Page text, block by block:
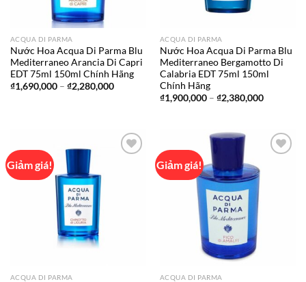
ACQUA DI PARMA
Nước Hoa Acqua Di Parma Blu
Mediterraneo Arancia Di Capri
EDT 75ml 150ml Chính Hãng
₫1,690,000 – ₫2,280,000Khoảng
ACQUA DI PARMA
Nước Hoa Acqua Di Parma Blu
Mediterraneo Bergamotto Di
Calabria EDT 75ml 150ml
Chính Hãng
₫1,900,000 – ₫2,380,000Khoảng
đến
Giảm giá!
ACQUA DI PARMA
Giảm giá!
ACQUA DI PARMA